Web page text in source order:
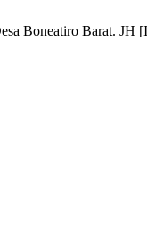
Boneatiro Barat. JH